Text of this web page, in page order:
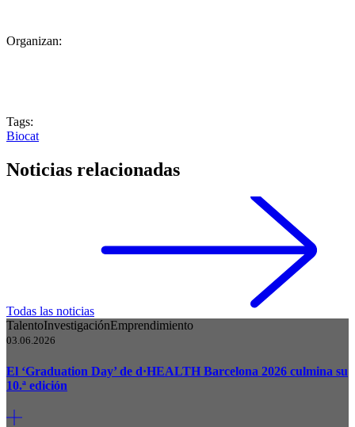
Organizan:
Tags:
Biocat
Noticias relacionadas
Todas las noticias
TalentoInvestigaciónEmprendimiento
03.06.2026
El ‘Graduation Day’ de d·HEALTH Barcelona 2026 culmina su
10.ª edición